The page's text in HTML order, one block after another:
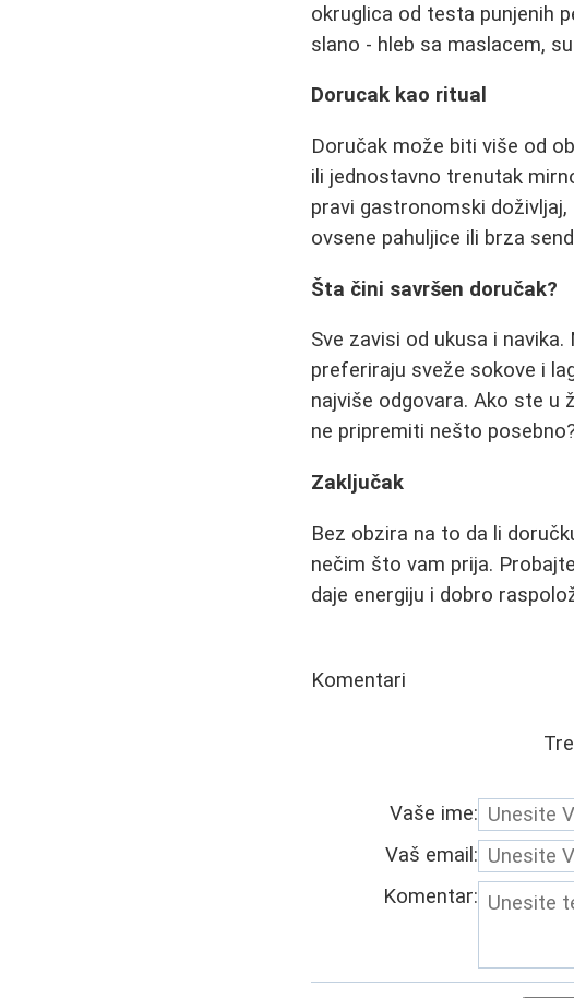
okruglica od testa punjenih
slano - hleb sa maslacem,
Dorucak kao ritual
Doručak može biti više od
ili jednostavno trenutak
pravi gastronomski
ovsene pahuljice ili brza
Šta čini savršen doručak?
Sve zavisi od ukusa i
preferiraju sveže sokove i
najviše odgovara. Ako ste u
ne pripremiti nešto
Zaključak
Bez obzira na to da li
nečim što vam prija.
daje energiju i dobro
Komentari
Vaše ime:
Vaš email:
Komentar: